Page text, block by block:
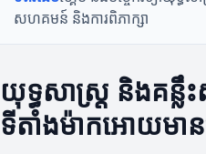
សហគមន៍ និងការពិភាក្សា
យុទ្ធសាស្ត្រ និងគន្
ទីតាំងម៉ាកអោយមាន